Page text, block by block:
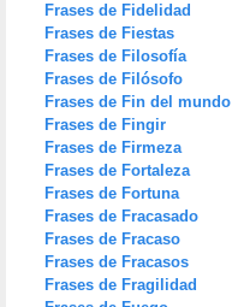
Frases de Fidelidad
Frases de Fiestas
Frases de Filosofía
Frases de Filósofo
Frases de Fin del mundo
Frases de Fingir
Frases de Firmeza
Frases de Fortaleza
Frases de Fortuna
Frases de Fracasado
Frases de Fracaso
Frases de Fracasos
Frases de Fragilidad